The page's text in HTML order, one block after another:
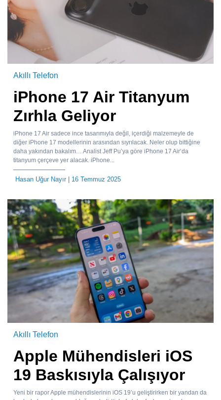
Akıllı Telefon
iPhone 17 Air Titanyum
Zırhla Geliyor
iPhone 17 Air sadece ince tasarımıyla değil, içerdiği malzemeyle de
diğer iPhone 17 modellerinin arasından sıyrılacak. Neler olup bittiğine
daha yakından bakalım… Analist Jeff Pu’ya göre iPhone 17 Air‘da
titanyum çerçeve yer alacak. iPhone...
Hasan Uğur Nayır| 16 Temmuz 2025
Akıllı Telefon
Apple Mühendisleri iOS
19 Baskısıyla Çalışıyor
Yeni bir rapor Apple mühendislerinin iOS 19’u geliştirirken bir yandan da